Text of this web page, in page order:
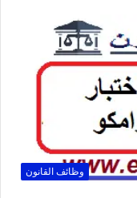
وظائف القانون